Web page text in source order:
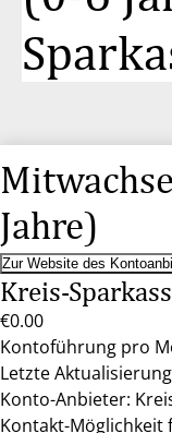
Jahre)
Zur Website des
Kreis-
€0.00
Kontoführung pro
Letzte
Konto-Anbieter:
Kontakt-Möglichkeit